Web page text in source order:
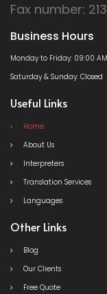
Fax number:
Business Hours
Monday to Friday: 09:00
Saturday & Sunday: Closed
Useful Links
Home
About Us
Interpreters
Translation Services
Languages
Other Links
Blog
Our Clients
Free Quote